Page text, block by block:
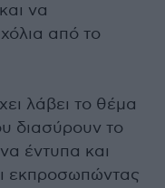
να
από το
λάβει το θέμα
διασύρουν το
έντυπα και
εκπροσωπώντας